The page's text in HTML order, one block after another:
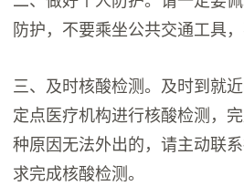
防护，不要乘坐公共交通工具
三、及时核酸检测。及时到就
定点医疗机构进行核酸检测，
种原因无法外出的，请主动联
求完成核酸检测。